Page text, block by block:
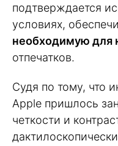
подтверждается
условиях,
необходимую для
отпечатков.
Судя по тому, что
Apple пришлось
четкости и